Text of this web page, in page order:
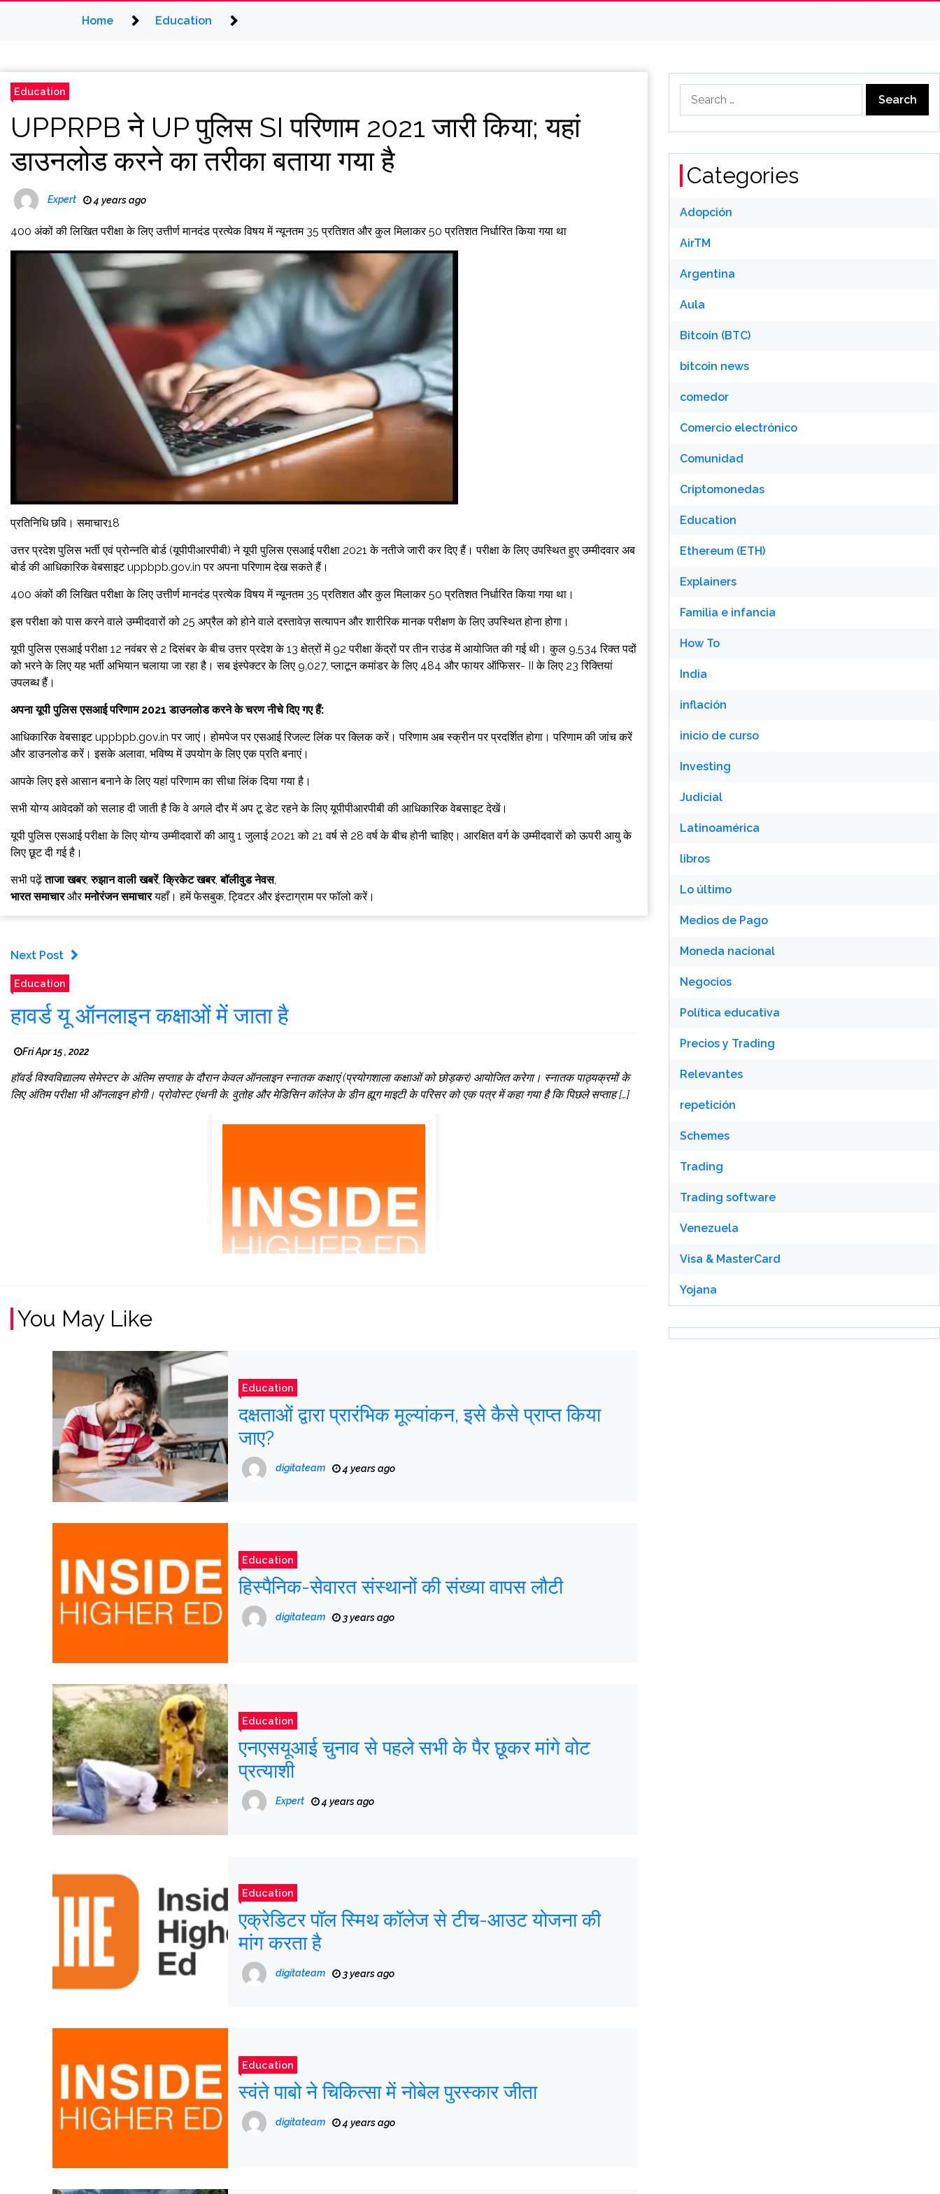
Home Education
Education
UPPRPB ने UP पुलिस SI परिणाम 2021 जारी किया; यहां
डाउनलोड करने का तरीका बताया गया है
Expert 4 years ago
400 अंकों की लिखित परीक्षा के लिए उत्तीर्ण मानदंड प्रत्येक विषय में न्यूनतम 35 प्रतिशत और कुल मिलाकर 50 प्रतिशत निर्धारित किया गया था
प्रतिनिधि छवि। समाचार18
उत्तर प्रदेश पुलिस भर्ती एवं प्रोन्नति बोर्ड (यूपीपीआरपीबी) ने यूपी पुलिस एसआई परीक्षा 2021 के नतीजे जारी कर दिए हैं। परीक्षा के लिए उपस्थित हुए उम्मीदवार अब
बोर्ड की आधिकारिक वेबसाइट uppbpb.gov.in पर अपना परिणाम देख सकते हैं।
400 अंकों की लिखित परीक्षा के लिए उत्तीर्ण मानदंड प्रत्येक विषय में न्यूनतम 35 प्रतिशत और कुल मिलाकर 50 प्रतिशत निर्धारित किया गया था।
इस परीक्षा को पास करने वाले उम्मीदवारों को 25 अप्रैल को होने वाले दस्तावेज़ सत्यापन और शारीरिक मानक परीक्षण के लिए उपस्थित होना होगा।
यूपी पुलिस एसआई परीक्षा 12 नवंबर से 2 दिसंबर के बीच उत्तर प्रदेश के 13 क्षेत्रों में 92 परीक्षा केंद्रों पर तीन राउंड में आयोजित की गई थी। कुल 9,534 रिक्त पदों
को भरने के लिए यह भर्ती अभियान चलाया जा रहा है। सब इंस्पेक्टर के लिए 9,027, प्लाटून कमांडर के लिए 484 और फायर ऑफिसर- II के लिए 23 रिक्तियां
उपलब्ध हैं।
अपना यूपी पुलिस एसआई परिणाम 2021 डाउनलोड करने के चरण नीचे दिए गए हैं:
आधिकारिक वेबसाइट uppbpb.gov.in पर जाएं। होमपेज पर एसआई रिजल्ट लिंक पर क्लिक करें। परिणाम अब स्क्रीन पर प्रदर्शित होगा। परिणाम की जांच करें
और डाउनलोड करें। इसके अलावा, भविष्य में उपयोग के लिए एक प्रति बनाएं।
आपके लिए इसे आसान बनाने के लिए यहां परिणाम का सीधा लिंक दिया गया है।
सभी योग्य आवेदकों को सलाह दी जाती है कि वे अगले दौर में अप टू डेट रहने के लिए यूपीपीआरपीबी की आधिकारिक वेबसाइट देखें।
यूपी पुलिस एसआई परीक्षा के लिए योग्य उम्मीदवारों की आयु 1 जुलाई 2021 को 21 वर्ष से 28 वर्ष के बीच होनी चाहिए। आरक्षित वर्ग के उम्मीदवारों को ऊपरी आयु के
लिए छूट दी गई है।
सभी पढ़ेंताजा खबर,रुझान वाली खबरें,क्रिकेट खबर,बॉलीवुड नेवस,
भारत समाचारऔरमनोरंजन समाचारयहाँ। हमें फेसबुक, ट्विटर और इंस्टाग्राम पर फॉलो करें।
Next Post
Education
हावर्ड यू ऑनलाइन कक्षाओं में जाता है
Fri Apr 15 , 2022
हॉवर्ड विश्वविद्यालय सेमेस्टर के अंतिम सप्ताह के दौरान केवल ऑनलाइन स्नातक कक्षाएं (प्रयोगशाला कक्षाओं को छोड़कर) आयोजित करेगा। स्नातक पाठ्यक्रमों के
लिए अंतिम परीक्षा भी ऑनलाइन होगी। प्रोवोस्ट एंथनी के. वुतोह और मेडिसिन कॉलेज के डीन ह्यूग माइटी के परिसर को एक पत्र में कहा गया है कि पिछले सप्ताह […]
You May Like
Education
दक्षताओं द्वारा प्रारंभिक मूल्यांकन, इसे कैसे प्राप्त किया
जाए?
digitateam 4 years ago
Education
हिस्पैनिक-सेवारत संस्थानों की संख्या वापस लौटी
digitateam 3 years ago
Education
एनएसयूआई चुनाव से पहले सभी के पैर छूकर मांगे वोट
प्रत्याशी
Expert 4 years ago
Education
एक्रेडिटर पॉल स्मिथ कॉलेज से टीच-आउट योजना की
मांग करता है
digitateam 3 years ago
Education
स्वंते पाबो ने चिकित्सा में नोबेल पुरस्कार जीता
digitateam 4 years ago
for:
Categories
Adopción
AirTM
Argentina
Aula
Bitcoin (BTC)
bitcoin news
comedor
Comercio electrónico
Comunidad
Criptomonedas
Education
Ethereum (ETH)
Explainers
Familia e infancia
How To
India
inflación
inicio de curso
Investing
Judicial
Latinoamérica
libros
Lo último
Medios de Pago
Moneda nacional
Negocios
Política educativa
Precios y Trading
Relevantes
repetición
Schemes
Trading
Trading software
Venezuela
Visa & MasterCard
Yojana